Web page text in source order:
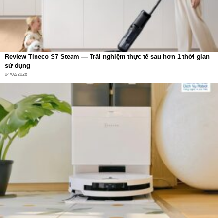
Review Tineco S7 Steam — Trải nghiệm thực tế sau hơn 1 thời gian
sử dụng
04/02/2026